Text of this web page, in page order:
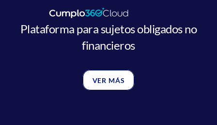
Plataforma para sujetos obligados no
financieros
VER MÁS